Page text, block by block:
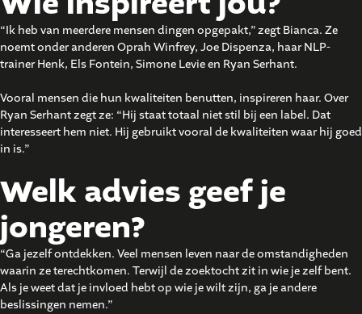
“Ik heb van meerdere mensen dingen opgepakt,” zegt Bianca. Ze
noemt onder anderen Oprah Winfrey, Joe Dispenza, haar NLP-
trainer Henk, Els Fontein, Simone Levie en Ryan Serhant.
Vooral mensen die hun kwaliteiten benutten, inspireren haar. Over
Ryan Serhant zegt ze: “Hij staat totaal niet stil bij een label. Dat
interesseert hem niet. Hij gebruikt vooral de kwaliteiten waar hij goed
in is.”
Welk advies geef je
jongeren?
“Ga jezelf ontdekken. Veel mensen leven naar de omstandigheden
waarin ze terechtkomen. Terwijl de zoektocht zit in wie je zelf bent.
Als je weet dat je invloed hebt op wie je wilt zijn, ga je andere
beslissingen nemen.”